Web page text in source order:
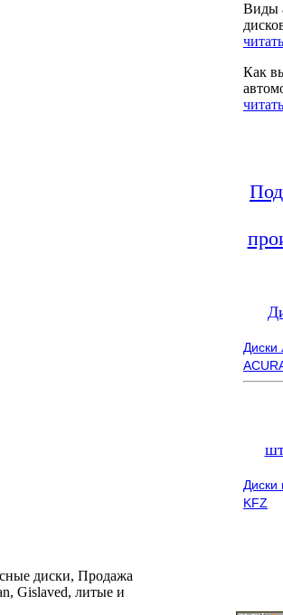
Виды
Как
Диски
KFZ
диски, Продажа
Gislaved, литые и